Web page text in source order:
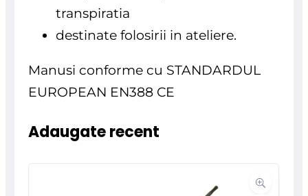
transpiratia
destinate folosirii in ateliere.
Manusi conforme cu STANDARDUL
EUROPEAN EN388 CE
Adaugate recent